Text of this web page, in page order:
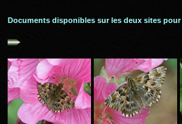
Documents disponibles sur les deux sites pour